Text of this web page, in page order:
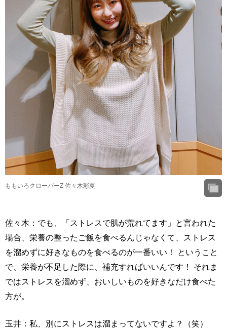
ももいろクローバーZ 佐々木彩夏
佐々木：でも、「ストレスで肌が荒れてます」と言われた
場合、栄養の整ったご飯を食べるんじゃなくて、ストレス
を溜めずに好きなものを食べるのが一番いい！ ということ
で、栄養が不足した際に、補充すればいいんです！ それま
ではストレスを溜めず、おいしいものを好きなだけ食べた
方が。
玉井：私、別にストレスは溜まってないですよ？（笑）